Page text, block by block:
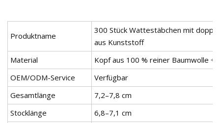
Produktname
300 Stück Wattestäbchen mit
aus Kunststoff
Material
Kopf aus 100 % reiner Baumwolle +
OEM/ODM-Service
Verfügbar
Gesamtlänge
7,2–7,8 cm
Stocklänge
6,8–7,1 cm